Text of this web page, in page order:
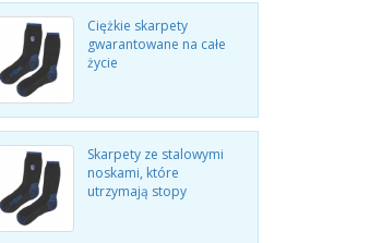
Ciężkie skarpety
gwarantowane na całe
życie
Skarpety ze stalowymi
noskami, które
utrzymają stopy